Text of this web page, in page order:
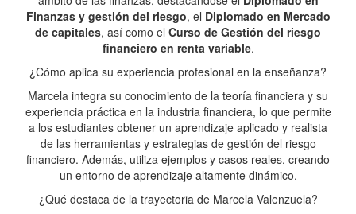
Finanzas y gestión del riesgo, el Diplomado en Mercado
de capitales, así como el Curso de Gestión del riesgo
financiero en renta variable.
¿Cómo aplica su experiencia profesional en la enseñanza?
Marcela integra su conocimiento de la teoría financiera y su
experiencia práctica en la industria financiera, lo que permite
a los estudiantes obtener un aprendizaje aplicado y realista
de las herramientas y estrategias de gestión del riesgo
financiero. Además, utiliza ejemplos y casos reales, creando
un entorno de aprendizaje altamente dinámico.
¿Qué destaca de la trayectoria de Marcela Valenzuela?